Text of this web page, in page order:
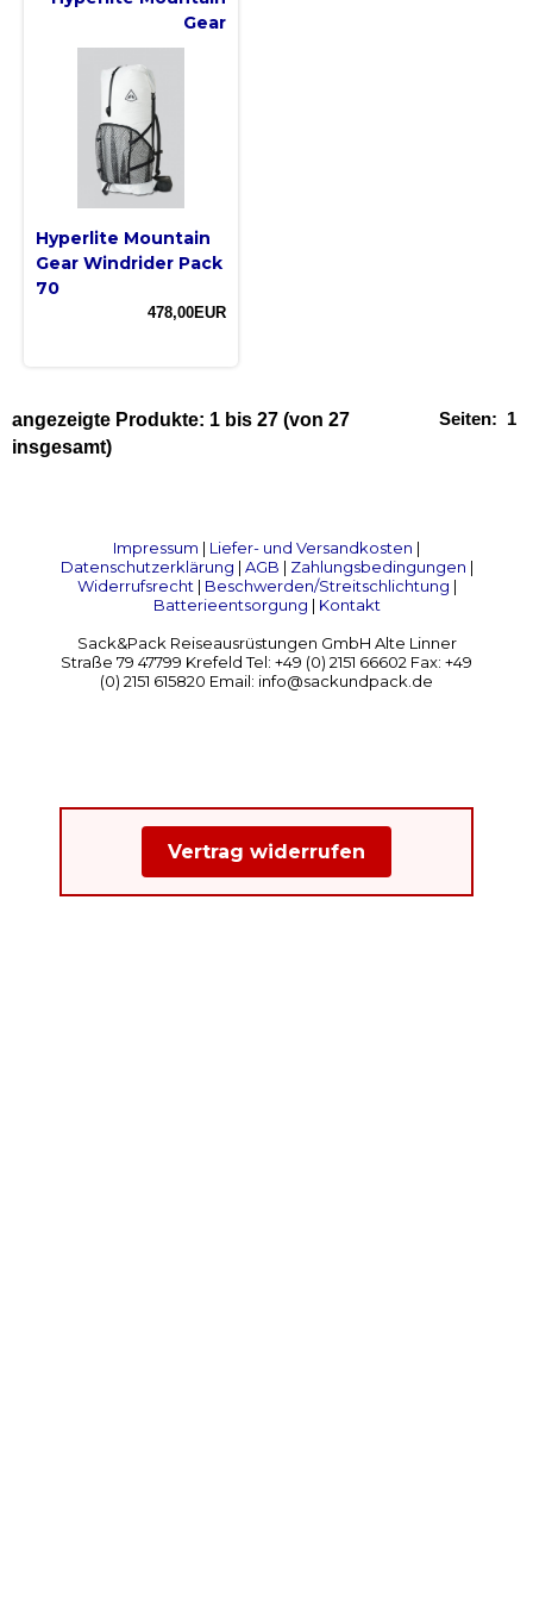
Gear
Hyperlite Mountain
Gear Windrider Pack
70
478,00EUR
Seiten: 1
angezeigte Produkte: 1 bis 27 (von 27
insgesamt)
Impressum | Liefer- und Versandkosten |
Datenschutzerklärung | AGB | Zahlungsbedingungen |
Widerrufsrecht | Beschwerden/Streitschlichtung |
Batterieentsorgung | Kontakt
Sack&Pack Reiseausrüstungen GmbH Alte Linner
Straße 79 47799 Krefeld Tel: +49 (0) 2151 66602 Fax: +49
(0) 2151 615820 Email: info@sackundpack.de
Vertrag widerrufen